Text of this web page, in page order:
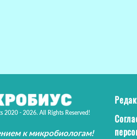
2020 - 2026. All Rights Reserved!
к микробиологам!